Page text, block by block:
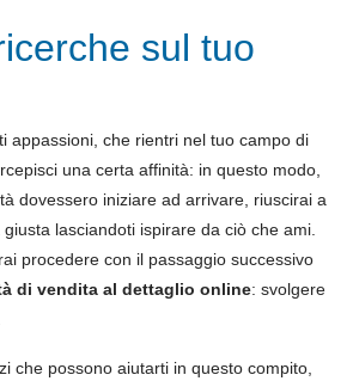
sul tuo
appassioni, che rientri nel tuo campo di
una certa affinità: in questo modo,
dovessero iniziare ad arrivare, riuscirai a
lasciandoti ispirare da ciò che ami.
procedere con il passaggio successivo
di vendita al dettaglio online: svolgere
che possono aiutarti in questo compito,